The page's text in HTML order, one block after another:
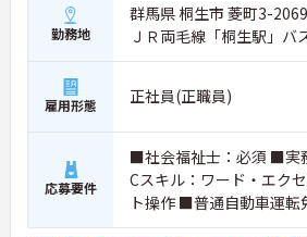
勤務地
群馬県 桐生市 菱町3-
ＪＲ両毛線「桐生駅」バ
雇用形態 正社員(正職員)
応募要件
■社会福祉士：必須 ■
Cスキル：ワード・エク
ト操作 ■普通自動車運転
可）：あれば尚可